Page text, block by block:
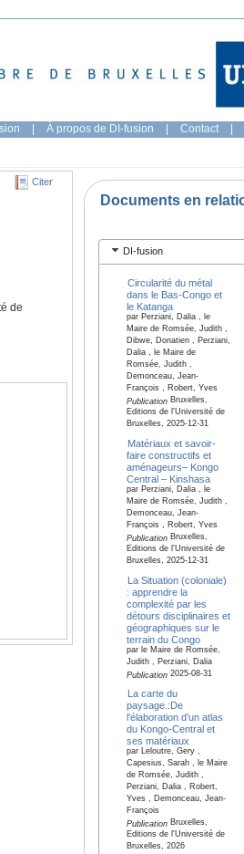
| À propos de DI-fusion | Contact |
Citer
de
Documents en
DI-fusion
Circularité du métal
dans le Bas-Congo et
le Katanga
par Perziani, Dalia , le
Maire de Romsée, Judith ,
Dibwe, Donatien , Perziani,
Dalia , le Maire de
Romsée, Judith ,
Demonceau, Jean-
François , Robert, Yves
PublicationBruxelles,
Editions de l'Université de
Bruxelles, 2025-12-31
Matériaux et savoir-
faire constructifs et
aménageurs– Kongo
Central – Kinshasa
par Perziani, Dalia , le
Maire de Romsée, Judith ,
Demonceau, Jean-
François , Robert, Yves
PublicationBruxelles,
Editions de l'Université de
Bruxelles, 2025-12-31
La Situation (coloniale)
: apprendre la
complexité par les
détours disciplinaires et
géographiques sur le
terrain du Congo
par le Maire de Romsée,
Judith , Perziani, Dalia
Publication2025-08-31
La carte du
paysage.:De
l’élaboration d’un atlas
du Kongo-Central et
ses matériaux
par Leloutre, Gery ,
Capesius, Sarah , le Maire
de Romsée, Judith ,
Perziani, Dalia , Robert,
Yves , Demonceau, Jean-
François
PublicationBruxelles,
Editions de l'Université de
Bruxelles, 2026